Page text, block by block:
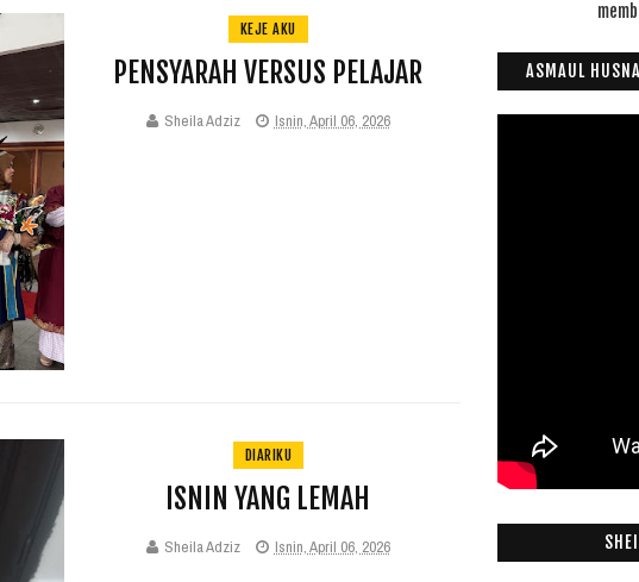
KEJE AKU
PENSYARAH VERSUS PELAJAR
Sheila Adziz Isnin, April 06, 2026
DIARIKU
ISNIN YANG LEMAH
Sheila Adziz Isnin, April 06, 2026
ASMAUL